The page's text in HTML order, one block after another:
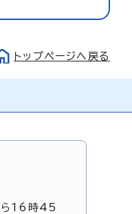
トップページへ戻る
ら16時45